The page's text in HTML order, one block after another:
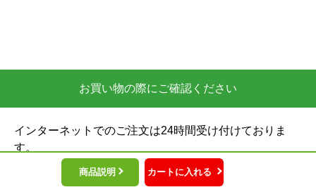
ショップからの連絡や対応は適切でしたか？
はい
商品の梱包は必要十分なものでしたか？
商品説明 カートに入れる
お買い物の際にご確認ください
インターネットでのご注文は24時間受け付けておりま
す。
※お電話でのご注文は受け付けておりません。
※定休日にいただいたご注文、お問い合わせ等は、休み